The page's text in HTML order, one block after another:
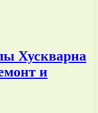
Хускварна
и